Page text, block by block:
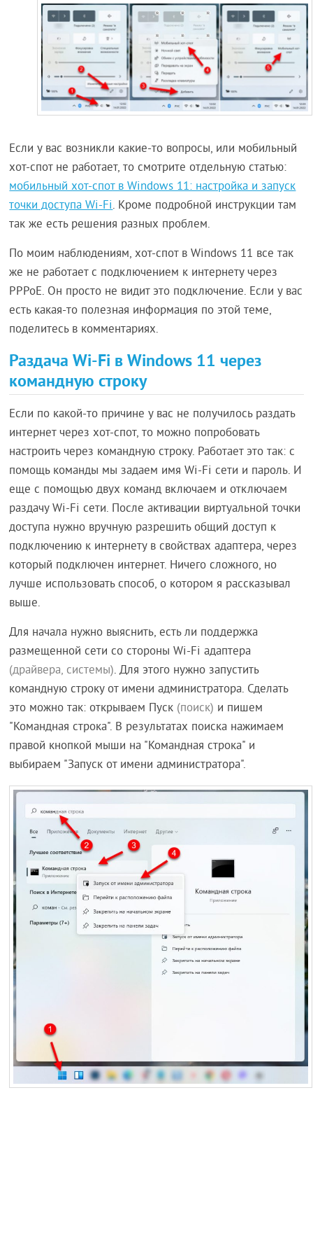
Если у вас возникли какие-то вопросы, или мобильный
хот-спот не работает, то смотрите отдельную статью:
мобильный хот-спот в Windows 11: настройка и запуск
точки доступа Wi-Fi. Кроме подробной инструкции там
так же есть решения разных проблем.
По моим наблюдениям, хот-спот в Windows 11 все так
же не работает с подключением к интернету через
PPPoE. Он просто не видит это подключение. Если у вас
есть какая-то полезная информация по этой теме,
поделитесь в комментариях.
Раздача Wi-Fi в Windows 11 через
командную строку
Если по какой-то причине у вас не получилось раздать
интернет через хот-спот, то можно попробовать
настроить через командную строку. Работает это так: с
помощь команды мы задаем имя Wi-Fi сети и пароль. И
еще с помощью двух команд включаем и отключаем
раздачу Wi-Fi сети. После активации виртуальной точки
доступа нужно вручную разрешить общий доступ к
подключению к интернету в свойствах адаптера, через
который подключен интернет. Ничего сложного, но
лучше использовать способ, о котором я рассказывал
выше.
Для начала нужно выяснить, есть ли поддержка
размещенной сети со стороны Wi-Fi адаптера
(драйвера, системы). Для этого нужно запустить
командную строку от имени администратора. Сделать
это можно так: открываем Пуск (поиск) и пишем
"Командная строка". В результатах поиска нажимаем
правой кнопкой мыши на "Командная строка" и
выбираем "Запуск от имени администратора".